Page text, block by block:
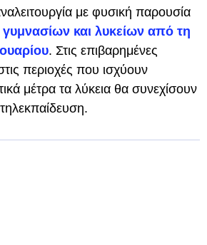
με φυσική παρουσία
και λυκείων από τη
. Στις επιβαρημένες
περιοχές που ισχύουν
μέτρα τα λύκεια θα συνεχίσουν